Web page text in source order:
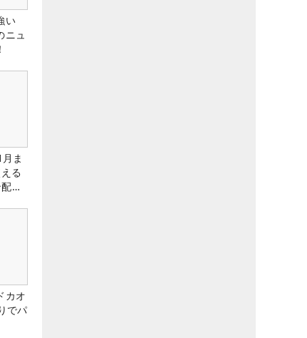
い
ニュ
ま
る
布
カオ
でパ